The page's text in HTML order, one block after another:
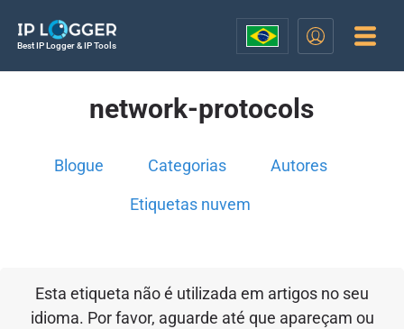
Best IP Logger & IP Tools
network-protocols
Blogue Categorias Autores
Etiquetas nuvem